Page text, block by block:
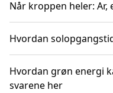
Når kroppen heler:
Hvordan
Hvordan grøn energi
svarene her